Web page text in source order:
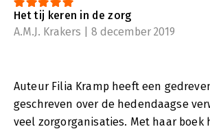
Het tij keren in de zorg
A.M.J. Krakers | 8 december 2019
Auteur Filia Kramp heeft een
geschreven over de hedendaagse
veel zorgorganisaties. Met haar boek